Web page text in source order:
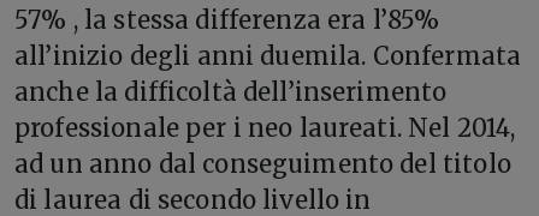
57% , la stessa differenza era l’85%
all’inizio degli anni duemila. Confermata
anche la difficoltà dell’inserimento
professionale per i neo laureati. Nel 2014,
ad un anno dal conseguimento del titolo
di laurea di secondo livello in